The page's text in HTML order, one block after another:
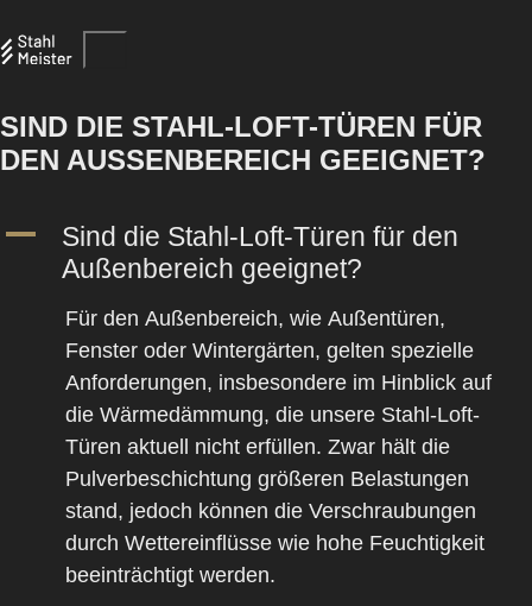
SIND DIE STAHL-LOFT-TÜREN FÜR
DEN AUSSENBEREICH GEEIGNET?
A
Sind die Stahl-Loft-Türen für den
Außenbereich geeignet?
Für den Außenbereich, wie Außentüren,
Fenster oder Wintergärten, gelten spezielle
Anforderungen, insbesondere im Hinblick auf
die Wärmedämmung, die unsere Stahl-Loft-
Türen aktuell nicht erfüllen. Zwar hält die
Pulverbeschichtung größeren Belastungen
stand, jedoch können die Verschraubungen
durch Wettereinflüsse wie hohe Feuchtigkeit
beeinträchtigt werden.